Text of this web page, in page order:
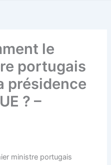
le
portugais
présidence
? –
ministre portugais